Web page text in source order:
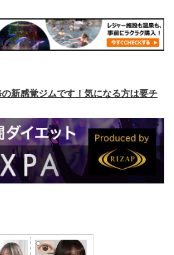
新感覚ジムです！気になる方は要チ